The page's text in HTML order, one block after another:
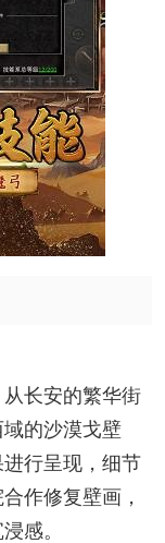
长安的繁华街
的沙漠戈壁
行呈现，细节
作修复壁画，
感。